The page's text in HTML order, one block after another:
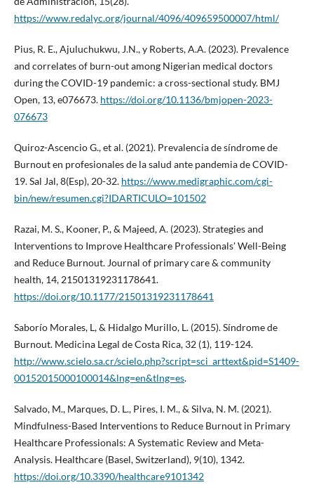
https://www.redalyc.org/journal/4096/409659500007/html/
Pius, R. E., Ajuluchukwu, J.N., y Roberts, A.A. (2023). Prevalence
and correlates of burn-out among Nigerian medical doctors
during the COVID-19 pandemic: a cross-sectional study. BMJ
Open, 13, e076673. https://doi.org/10.1136/bmjopen-2023-
076673
Quiroz-Ascencio G., et al. (2021). Prevalencia de síndrome de
Burnout en profesionales de la salud ante pandemia de COVID-
19. Sal Jal, 8(Esp), 20-32. https://www.medigraphic.com/cgi-
bin/new/resumen.cgi?IDARTICULO=101502
Razai, M. S., Kooner, P., & Majeed, A. (2023). Strategies and
Interventions to Improve Healthcare Professionals' Well-Being
and Reduce Burnout. Journal of primary care & community
health, 14, 21501319231178641.
https://doi.org/10.1177/21501319231178641
Saborío Morales, L, & Hidalgo Murillo, L. (2015). Síndrome de
Burnout. Medicina Legal de Costa Rica, 32 (1), 119-124.
http://www.scielo.sa.cr/scielo.php?script=sci_arttext&pid=S1409-
00152015000100014&lng=en&tlng=es.
Salvado, M., Marques, D. L., Pires, I. M., & Silva, N. M. (2021).
Mindfulness-Based Interventions to Reduce Burnout in Primary
Healthcare Professionals: A Systematic Review and Meta-
Analysis. Healthcare (Basel, Switzerland), 9(10), 1342.
https://doi.org/10.3390/healthcare9101342